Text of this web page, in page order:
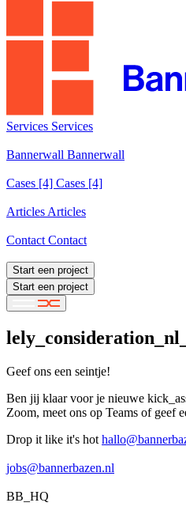
Services Services
Bannerwall Bannerwall
Cases [4] Cases [4]
Articles Articles
Contact Contact
Start een project
Start een project
Geef ons een seintje!
Ben jij klaar voor je nieuwe
Zoom, meet ons op Teams of geef
Drop it like it's hot
jobs@bannerbazen.nl
BB_HQ